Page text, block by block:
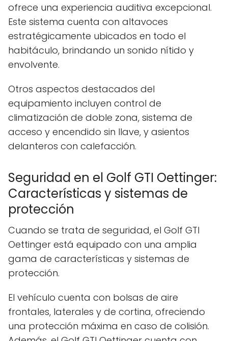
ofrece una experiencia auditiva excepcional.
Este sistema cuenta con altavoces
estratégicamente ubicados en todo el
habitáculo, brindando un sonido nítido y
envolvente.
Otros aspectos destacados del
equipamiento incluyen control de
climatización de doble zona, sistema de
acceso y encendido sin llave, y asientos
delanteros con calefacción.
Seguridad en el Golf GTI Oettinger:
Características y sistemas de
protección
Cuando se trata de seguridad, el Golf GTI
Oettinger está equipado con una amplia
gama de características y sistemas de
protección.
El vehículo cuenta con bolsas de aire
frontales, laterales y de cortina, ofreciendo
una protección máxima en caso de colisión.